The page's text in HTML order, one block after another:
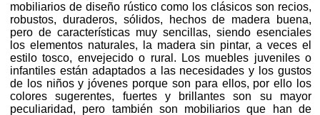
mobiliarios de diseño rústico como los clásicos son recios,
robustos, duraderos, sólidos, hechos de madera buena,
pero de características muy sencillas, siendo esenciales
los elementos naturales, la madera sin pintar, a veces el
estilo tosco, envejecido o rural. Los muebles juveniles o
infantiles están adaptados a las necesidades y los gustos
de los niños y jóvenes porque son para ellos, por ello los
colores sugerentes, fuertes y brillantes son su mayor
peculiaridad, pero también son mobiliarios que han de